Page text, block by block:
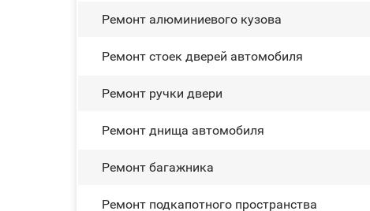
Ремонт алюминиевого кузова
Ремонт стоек дверей автомобиля
Ремонт ручки двери
Ремонт днища автомобиля
Ремонт багажника
Ремонт подкапотного пространства